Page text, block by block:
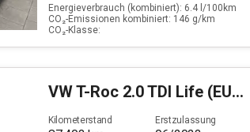
Energieverbrauch (kombiniert): 6.4 l/100km
CO₂-Emissionen kombiniert: 146 g/km
CO₂-Klasse:
VWT-Roc 2.0 TDI Life (EURO 6d)
Kilometerstand Erstzulassung